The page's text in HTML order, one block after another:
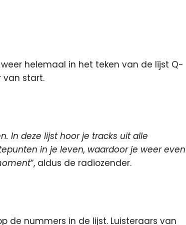
helemaal in het teken van de lijst Q-
van start.
In deze lijst hoor je tracks uit alle
in je leven, waardoor je weer even
“, aldus de radiozender.
de nummers in de lijst. Luisteraars van